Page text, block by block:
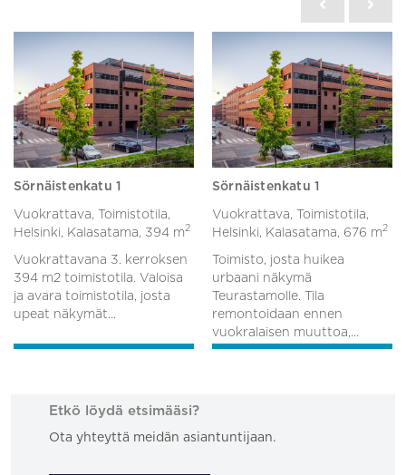
Sörnäistenkatu 1
Vuokrattava, Toimistotila,
Helsinki, Kalasatama, 394 m2
Vuokrattavana 3. kerroksen
394 m2 toimistotila. Valoisa
ja avara toimistotila, josta
upeat näkymät...
Sörnäistenkatu 1
Vuokrattava, Toimistotila,
Helsinki, Kalasatama, 676 m2
Toimisto, josta huikea
urbaani näkymä
Teurastamolle. Tila
remontoidaan ennen
vuokralaisen muuttoa,...
Etkö löydä etsimääsi?
Ota yhteyttä meidän asiantuntijaan.